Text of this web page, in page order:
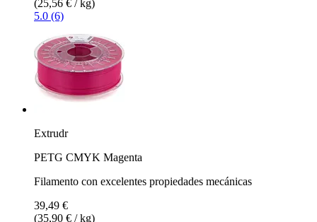
(25,56 € / kg)
5.0 (6)
Extrudr
PETG CMYK Magenta
Filamento con excelentes propiedades mecánicas
39,49 €
(35,90 € / kg)